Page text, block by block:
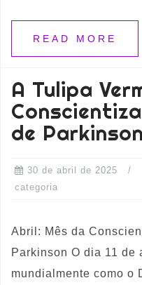
READ MORE
A Tulipa
de Parkinson
30 de abril de 2025
categoria
Abril: Mês da
Parkinson O dia 11 de
mundialmente como o